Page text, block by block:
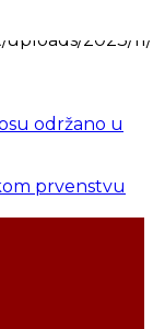
održano u
prvenstvu